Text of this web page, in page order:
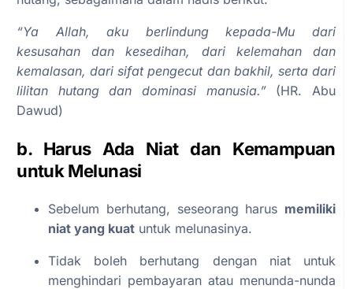
“Ya Allah, aku berlindung kepada-Mu dari
kesusahan dan kesedihan, dari kelemahan dan
kemalasan, dari sifat pengecut dan bakhil, serta dari
lilitan hutang dan dominasi manusia.”(HR. Abu
Dawud)
b. Harus Ada Niat dan Kemampuan
untuk Melunasi
Sebelum berhutang, seseorang harus memiliki
niat yang kuat untuk melunasinya.
Tidak boleh berhutang dengan niat untuk
menghindari pembayaran atau menunda-nunda